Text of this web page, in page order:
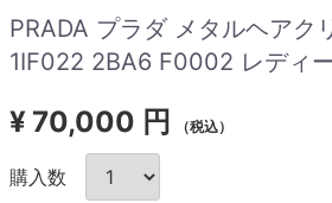
PRADA プラダ メタルヘアク
1IF022 2BA6 F0002 レディ
¥ 70,000 円 （税込）
購入数